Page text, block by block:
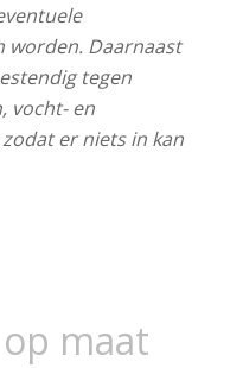
worden. Daarnaast
tegen
vocht- en
er niets in kan
maat